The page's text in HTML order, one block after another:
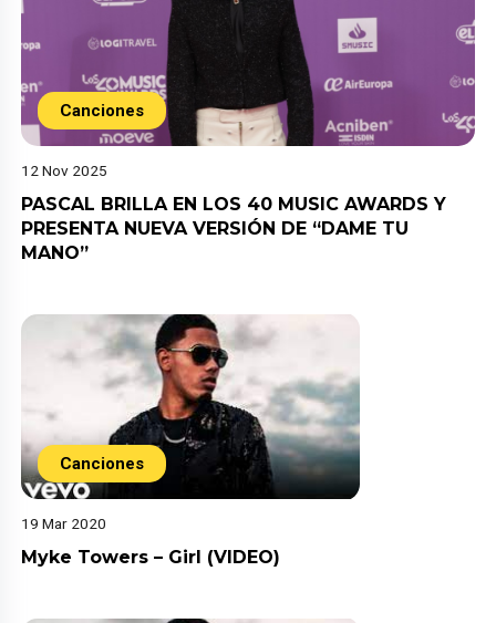
Canciones
12 Nov 2025
PASCAL BRILLA EN LOS 40 MUSIC AWARDS Y
PRESENTA NUEVA VERSIÓN DE “DAME TU
MANO”
Canciones
19 Mar 2020
Myke Towers – Girl (VIDEO)